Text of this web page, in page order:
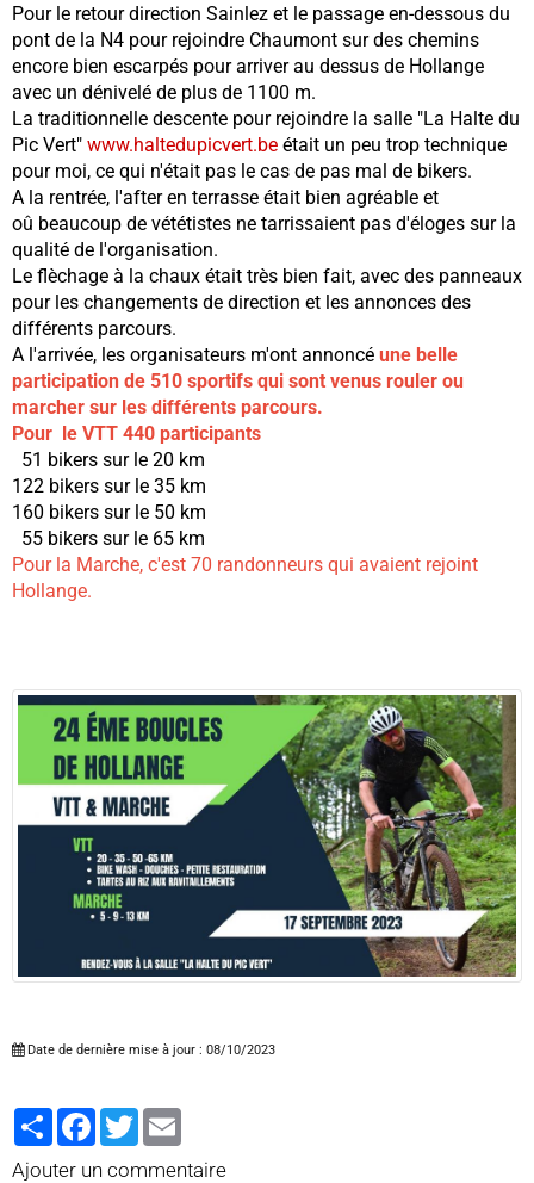
Pour le retour direction Sainlez et le passage en-dessous du
pont de la N4 pour rejoindre Chaumont sur des chemins
encore bien escarpés pour arriver au dessus de Hollange
avec un dénivelé de plus de 1100 m.
La traditionnelle descente pour rejoindre la salle "La Halte du
Pic Vert" www.haltedupicvert.be était un peu trop technique
pour moi, ce qui n'était pas le cas de pas mal de bikers.
A la rentrée, l'after en terrasse était bien agréable et
oû beaucoup de vététistes ne tarrissaient pas d'éloges sur la
qualité de l'organisation.
Le flèchage à la chaux était très bien fait, avec des panneaux
pour les changements de direction et les annonces des
différents parcours.
A l'arrivée, les organisateurs m'ont annoncé une belle
participation de 510 sportifs qui sont venus rouler ou
marcher sur les différents parcours.
Pour le VTT 440 participants
51 bikers sur le 20 km
122 bikers sur le 35 km
160 bikers sur le 50 km
55 bikers sur le 65 km
Pour la Marche, c'est 70 randonneurs qui avaient rejoint
Hollange.
Date de dernière mise à jour : 08/10/2023
PartagerFacebook
Twitter
Ajouter un commentaire